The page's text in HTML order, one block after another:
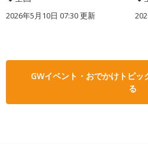
2026年5月10日 07:30 更新
GWイベント・おでかけトピ
る